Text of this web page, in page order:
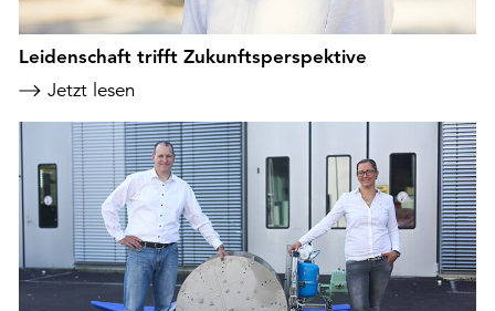
Leidenschaft trifft Zukunftsperspektive
Jetzt lesen